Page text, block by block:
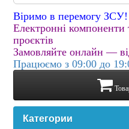
Віримо в перемогу ЗСУ!
Електронні компоненти
проєктів
Замовляйте онлайн —
Працюємо з 09:00 до
Категории